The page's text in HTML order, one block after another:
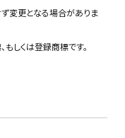
変更となる場合がありま
しくは登録商標です。